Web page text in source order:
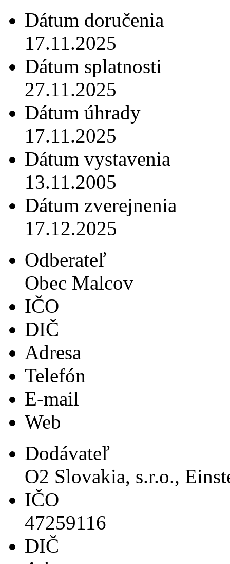
Dátum doručenia
17.11.2025
Dátum splatnosti
27.11.2025
Dátum úhrady
17.11.2025
Dátum vystavenia
13.11.2005
Dátum zverejnenia
17.12.2025
Odberateľ
Obec Malcov
IČO
DIČ
Adresa
Telefón
E-mail
Web
Dodávateľ
O2 Slovakia, s.r.o.,
IČO
47259116
DIČ